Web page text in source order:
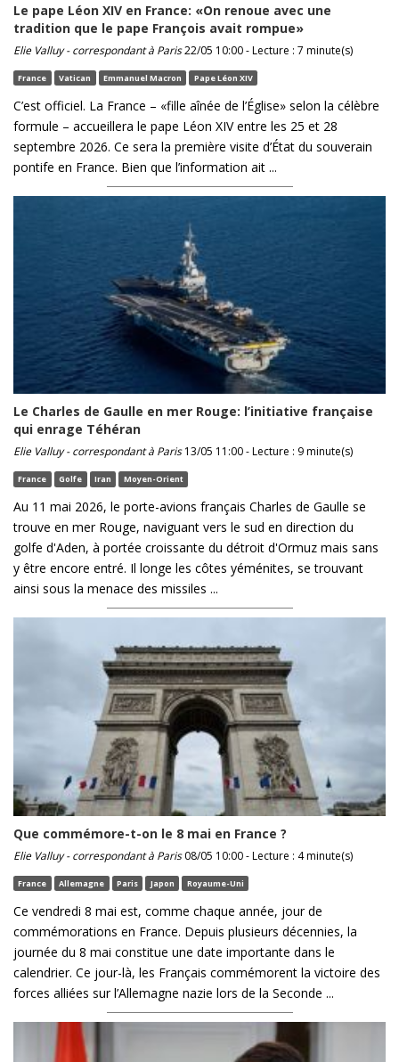
Le pape Léon XIV en France: «On renoue avec une
tradition que le pape François avait rompue»
Elie Valluy - correspondant à Paris22/05 10:00 - Lecture : 7 minute(s)
France Vatican Emmanuel Macron Pape Léon XIV
C’est officiel. La France – «fille aînée de l’Église» selon la célèbre
formule – accueillera le pape Léon XIV entre les 25 et 28
septembre 2026. Ce sera la première visite d’État du souverain
pontife en France. Bien que l’information ait ...
Le Charles de Gaulle en mer Rouge: l’initiative française
qui enrage Téhéran
Elie Valluy - correspondant à Paris13/05 11:00 - Lecture : 9 minute(s)
France Golfe Iran Moyen-Orient
Au 11 mai 2026, le porte-avions français Charles de Gaulle se
trouve en mer Rouge, naviguant vers le sud en direction du
golfe d'Aden, à portée croissante du détroit d'Ormuz mais sans
y être encore entré. Il longe les côtes yéménites, se trouvant
ainsi sous la menace des missiles ...
Que commémore-t-on le 8 mai en France ?
Elie Valluy - correspondant à Paris08/05 10:00 - Lecture : 4 minute(s)
France Allemagne Paris Japon Royaume-Uni
Ce vendredi 8 mai est, comme chaque année, jour de
commémorations en France. Depuis plusieurs décennies, la
journée du 8 mai constitue une date importante dans le
calendrier. Ce jour-là, les Français commémorent la victoire des
forces alliées sur l’Allemagne nazie lors de la Seconde ...